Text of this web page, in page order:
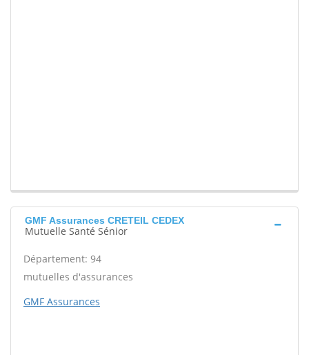
GMF Assurances CRETEIL CEDEX
Mutuelle Santé Sénior
Département: 94
mutuelles d'assurances
GMF Assurances